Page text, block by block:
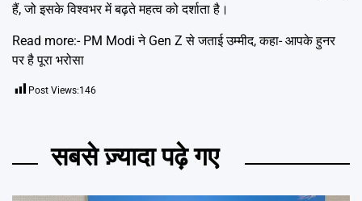
हैं, जो इसके विश्वभर में बढ़ते महत्व को दर्शाता है।
Read more:- PM Modi ने Gen Z से जताई उम्मीद, कहा- आपके हुनर
पर है पूरा भरोसा
Post Views:146
सबसे ज़्यादा पढ़े गए